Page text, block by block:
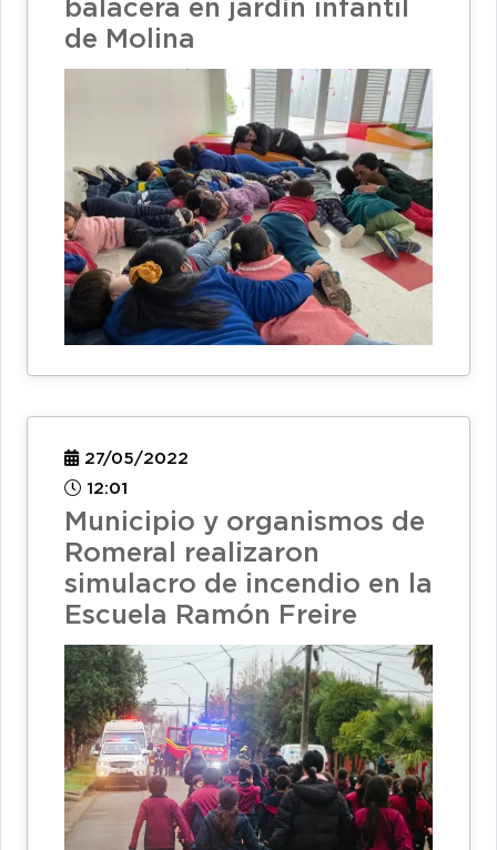
balacera en jardín infantil
de Molina
27/05/2022
12:01
Municipio y organismos de
Romeral realizaron
simulacro de incendio en la
Escuela Ramón Freire